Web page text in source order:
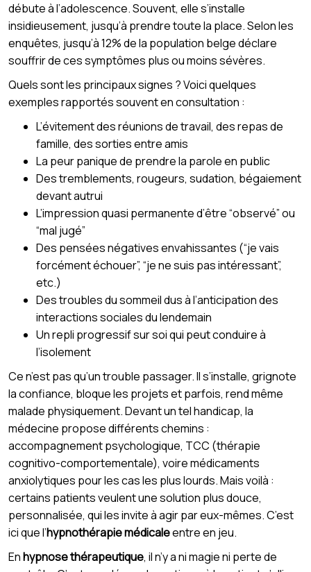
débute à l’adolescence. Souvent, elle s’installe
insidieusement, jusqu’à prendre toute la place. Selon les
enquêtes, jusqu’à 12% de la population belge déclare
souffrir de ces symptômes plus ou moins sévères.
Quels sont les principaux signes ? Voici quelques
exemples rapportés souvent en consultation :
L’évitement des réunions de travail, des repas de
famille, des sorties entre amis
La peur panique de prendre la parole en public
Des tremblements, rougeurs, sudation, bégaiement
devant autrui
L’impression quasi permanente d’être “observé” ou
“mal jugé”
Des pensées négatives envahissantes (“je vais
forcément échouer”, “je ne suis pas intéressant”,
etc.)
Des troubles du sommeil dus à l’anticipation des
interactions sociales du lendemain
Un repli progressif sur soi qui peut conduire à
l’isolement
Ce n’est pas qu’un trouble passager. Il s’installe, grignote
la confiance, bloque les projets et parfois, rend même
malade physiquement. Devant un tel handicap, la
médecine propose différents chemins :
accompagnement psychologique, TCC (thérapie
cognitivo-comportementale), voire médicaments
anxiolytiques pour les cas les plus lourds. Mais voilà :
certains patients veulent une solution plus douce,
personnalisée, qui les invite à agir par eux-mêmes. C’est
ici que l’hypnothérapie médicaleentre en jeu.
Enhypnose thérapeutique, il n’y a ni magie ni perte de